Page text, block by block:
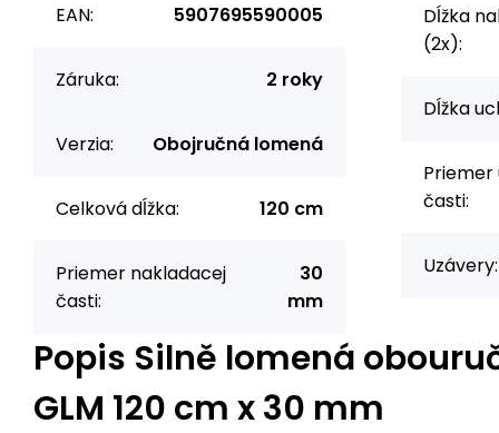
EAN: 5907695590005
Záruka: 2 roky
Verzia: Obojručná lomená
Celková dĺžka: 120 cm
Priemer nakladacej
časti:
30
mm
Dĺžka
(2x):
Dĺžka
časti:
Uzávery:
Popis Silně lomená
GLM 120 cm x 30 mm